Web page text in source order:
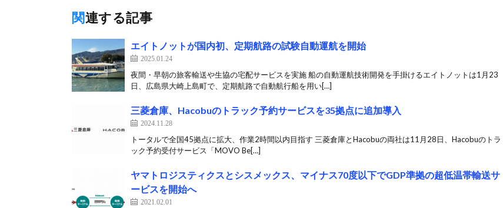
関連する記事
エイトノットが国内初、定期航路の試験自動運航を開始
2025.01.24
夜間・早朝の旅客輸送や生協の宅配サービスを実施 船の自動運航技術開発を手掛けるエイトノットは1月23
日、広島県大崎上島町で、定期航路で自動航行船を用い[…]
三菱倉庫、Hacobuのトラック予約サービスを35拠点に追加導入
2024.11.28
トータルで全国45拠点に拡大、作業2時間以内目指す 三菱倉庫とHacobuの両社は11月28日、Hacobuのトラ
ック予約受付サービス「MOVO Be[…]
ヤマトロジスティクスとシスメックス、マイナス70度以下でGDP準拠の超低温帯輸送サ
ービスを開始へ
2021.02.01